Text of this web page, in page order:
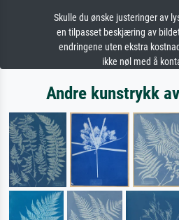
Skulle du ønske justeringer av
en tilpasset beskjæring av
endringene uten ekstra
ikke nøl med å
Andre kunstrykk